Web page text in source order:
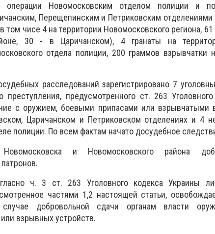
Новомосковским отделом полиции и
Перещепинским и Петриковским отделениями
том чисе 4 на территории Новомосковского региона,
30 - в Царичанском), 4 гранаты на
отдела полиции, 200 граммов взрывчатки
расследований зарегистрировано 7
преступления, предусмотренного ст. 263
с оружием, боевыми припасами или взрывчатыми
Царичанском и Петриковском отделениях и 4
полиции. По всем фактам начато досудебное
и Новомосковского района
ч. 3 ст. 263 Уголовного кодекса Украины
частями 1,2 настоящей статьи,
добровольной сдачи органам власти
взрывных устройств.